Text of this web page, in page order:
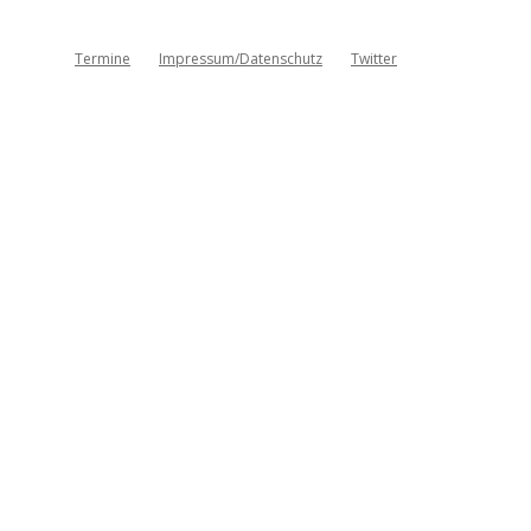
Termine Impressum/Datenschutz Twitter